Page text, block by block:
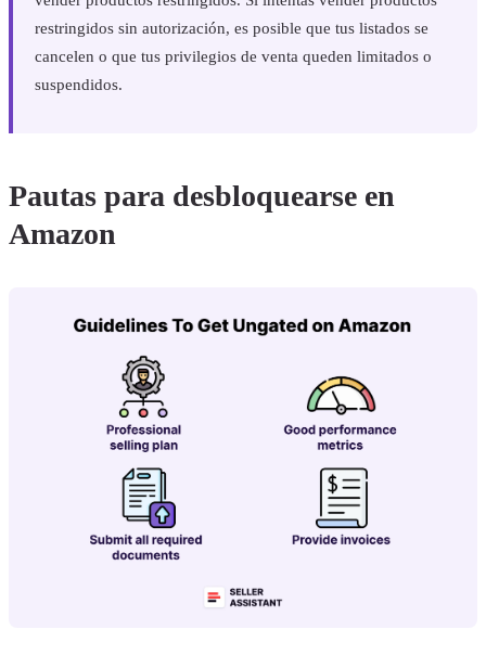
restringidos sin autorización, es posible que tus listados se
cancelen o que tus privilegios de venta queden limitados o
suspendidos.
Pautas para desbloquearse en
Amazon